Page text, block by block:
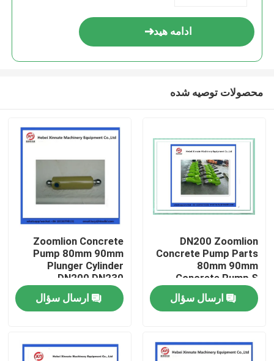
خانه
ادامه هید
محصولات توصیه شده
DN200 Zoomlion
Concrete Pump Parts
80mm 90mm
Concrete Pump S
Valve
ارسال سؤال
Zoomlion Concrete
Pump 80mm 90mm
Plunger Cylinder
DN200 DN230
ارسال سؤال